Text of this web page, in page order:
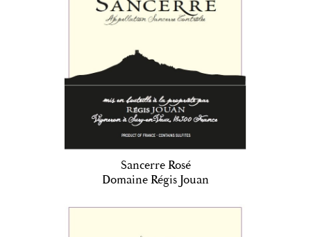
Sancerre Rosé
Domaine Régis Jouan